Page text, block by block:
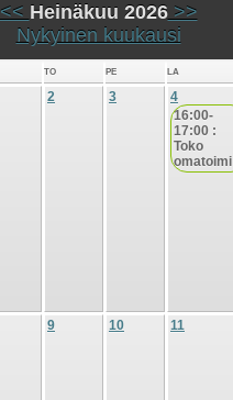
<< Heinäkuu 2026>>
Nykyinen kuukausi
TO PE LA
2 3
4
16:00-
17:00 :
Toko
omatoimi
9 10 11